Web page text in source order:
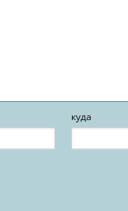
куда